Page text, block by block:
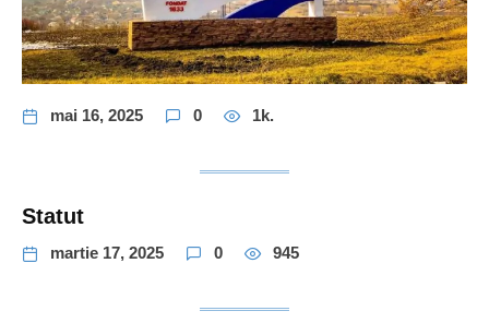
mai 16, 2025 0 1k.
Statut
martie 17, 2025 0 945